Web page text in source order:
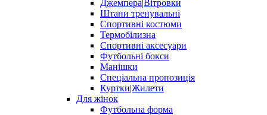
Джемпера|Вітровки
Штани тренувальні
Спортивні костюми
Термобілизна
Спортивні аксесуари
Футбольні бокси
Манішки
Спеціальна пропозиція
Куртки|Жилети
Для жінок
Футбольна форма